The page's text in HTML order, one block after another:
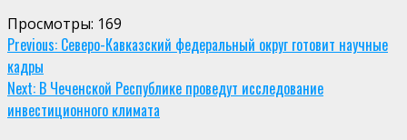
Просмотры: 169
Continue
Reading
Previous: Северо-Кавказский федеральный округ готовит научные
кадры
Next: В Чеченской Республике проведут исследование
инвестиционного климата